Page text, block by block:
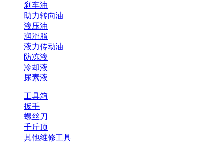
刹车油
助力转向油
液压油
润滑脂
液力传动油
防冻液
冷却液
尿素液
工具箱
扳手
螺丝刀
千斤顶
其他维修工具